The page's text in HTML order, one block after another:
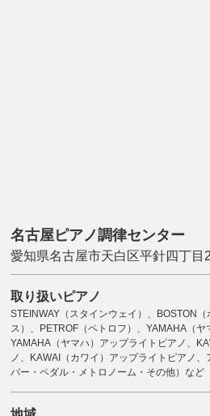
名古屋ピアノ調律センター
愛知県名古屋市天白区平針四丁目
取り扱いピアノ
STEINWAY（スタインウェイ）、BOSTON
ス）、PETROF（ペトロフ）、YAMAHA（ヤ
YAMAHA（ヤマハ）アップライトピアノ、
ノ、KAWAI（カワイ）アップライトピアノ
バー・ペダル・メトロノーム・その他）など